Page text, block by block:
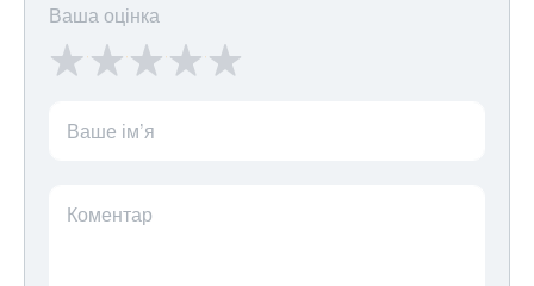
Ваша оцінка
Ваше ім’я
Коментар